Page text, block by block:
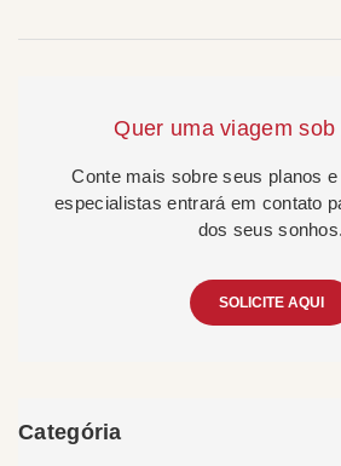
Quer uma viagem sob
Conte mais sobre seus planos
especialistas entrará em contato
dos seus sonhos.
SOLICITE AQUI
Categória